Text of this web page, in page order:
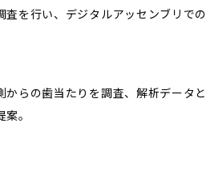
査を行い、デジタルアッセンブリでの
からの歯当たりを調査、解析データと
。